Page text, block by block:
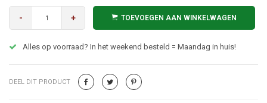
- + TOEVOEGEN AAN WINKELWAGEN
Alles op voorraad? In het weekend besteld = Maandag in huis!
DEEL DIT PRODUCT